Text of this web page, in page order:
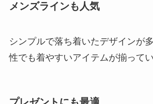
メンズラインも人気
シンプルで落ち着いたデザインが
性でも着やすいアイテムが揃ってい